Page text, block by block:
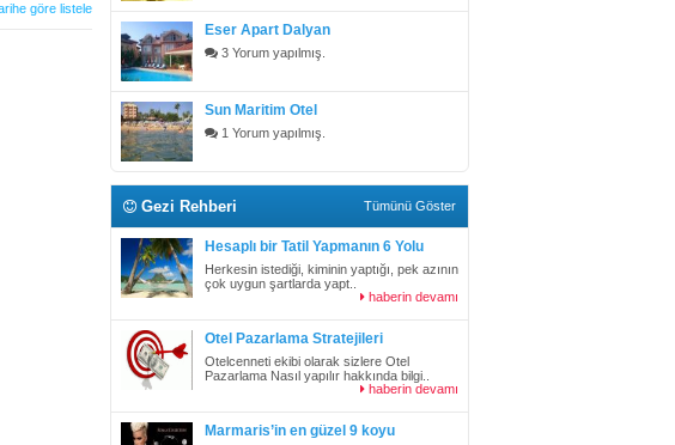
göre listele
Eser Apart Dalyan
3 Yorum yapılmış.
Sun Maritim Otel
1 Yorum yapılmış.
Gezi Rehberi Tümünü Göster
Hesaplı bir Tatil Yapmanın 6 Yolu
Herkesin istediği, kiminin yaptığı, pek azının
çok uygun şartlarda yapt..
haberin devamı
Otel Pazarlama Stratejileri
Otelcenneti ekibi olarak sizlere Otel
Pazarlama Nasıl yapılır hakkında bilgi..
haberin devamı
Marmaris’in en güzel 9 koyu